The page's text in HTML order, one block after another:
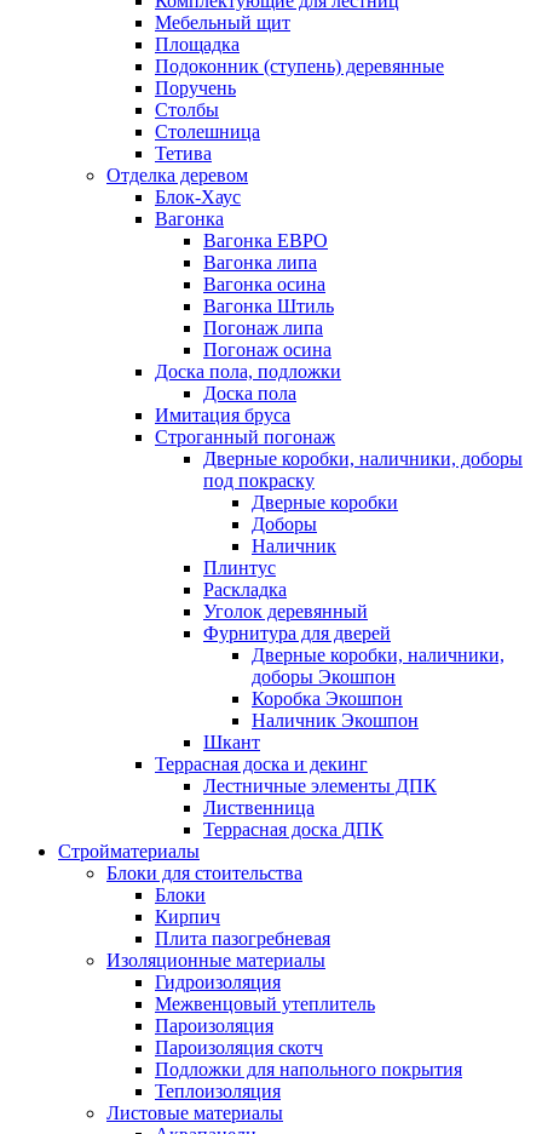
Мебельный щит
Площадка
Подоконник (ступень) деревянные
Поручень
Столбы
Столешница
Тетива
Отделка деревом
Блок-Хаус
Вагонка
Вагонка ЕВРО
Вагонка липа
Вагонка осина
Вагонка Штиль
Погонаж липа
Погонаж осина
Доска пола, подложки
Доска пола
Имитация бруса
Строганный погонаж
Дверные коробки, наличники, доборы
под покраску
Дверные коробки
Доборы
Наличник
Плинтус
Раскладка
Уголок деревянный
Фурнитура для дверей
Дверные коробки, наличники,
доборы Экошпон
Коробка Экошпон
Наличник Экошпон
Шкант
Террасная доска и декинг
Лестничные элементы ДПК
Лиственница
Террасная доска ДПК
Стройматериалы
Блоки для стоительства
Блоки
Кирпич
Плита пазогребневая
Изоляционные материалы
Гидроизоляция
Межвенцовый утеплитель
Пароизоляция
Пароизоляция скотч
Подложки для напольного покрытия
Теплоизоляция
Листовые материалы